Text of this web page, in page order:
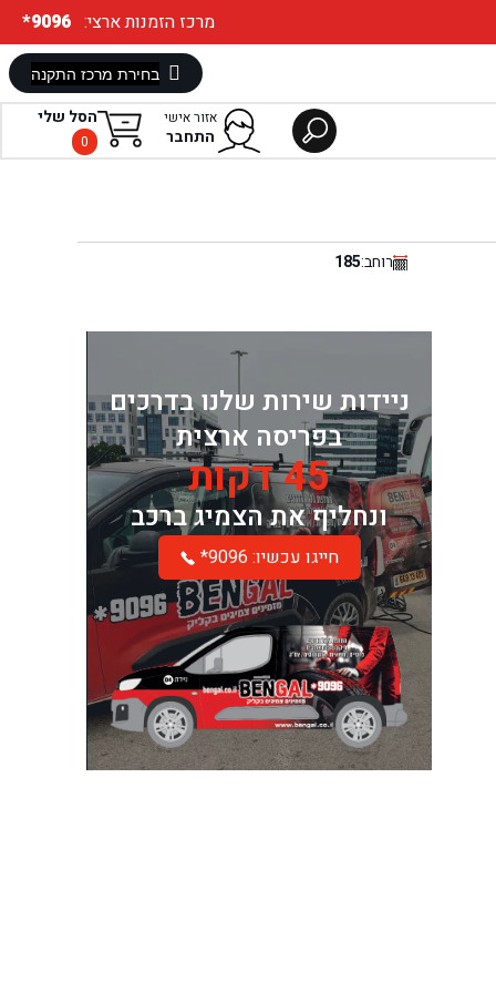
*9096 :מרכז הזמנות ארצי
הסל שלי
0
אזור אישי
התחבר
רוחב:185
ניידות שירות שלנו בדרכים
בפריסה ארצית
45 דקות
ונחליף את הצמיג ברכב
*חייגו עכשיו: 9096